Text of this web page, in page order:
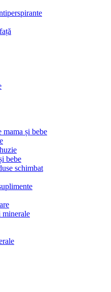
și bebe
bebe
schimbat